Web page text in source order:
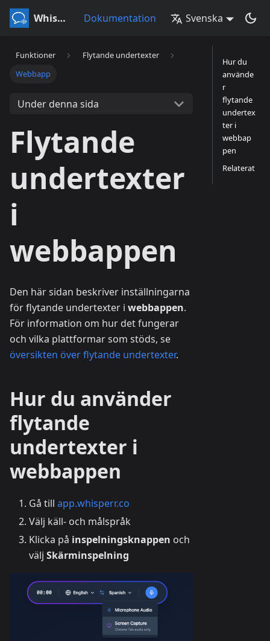
Whisperr Dokumentation Svenska
Funktioner
Flytande undertexter
Webbapp
Under denna sida
Flytande
undertexter
i
webbappen
Den här sidan beskriver inställningarna
för flytande undertexter i webbappen.
För information om hur det fungerar
och vilka plattformar som stöds, se
översikten över flytande undertexter.
Hur du använder
flytande
undertexter i
webbappen
Gå till app.whisperr.co
Välj käll- och målspråk
Klicka på inspelningsknappen och
välj Skärminspelning
Hur du
använde
r
flytande
undertex
ter i
webbap
pen
Relaterat